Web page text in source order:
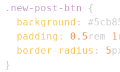
.new-post-btn
{
background :
padding : 0.5 rem 1
border-radius : 5
}